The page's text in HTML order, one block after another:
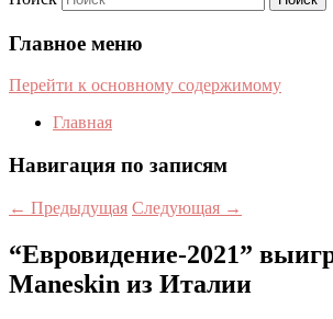
Главное меню
Перейти к основному содержимому
Главная
Навигация по записям
← Предыдущая Следующая →
“Евровидение-2021”
Maneskin из Италии